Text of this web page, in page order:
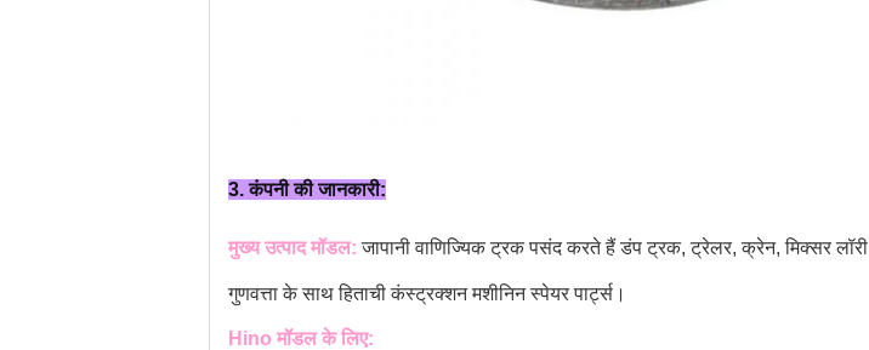
3. कंपनी की जानकारी:
मुख्य उत्पाद मॉडल: जापानी वाणिज्यिक ट्रक पसंद करते हैंडंप ट्रक, ट्रेलर, क्रेन, मिक्सर लॉरी
गुणवत्ता के साथ हिताची कंस्ट्रक्शन मशीनिन स्पेयर पार्ट्स।
Hino मॉडल के लिए: